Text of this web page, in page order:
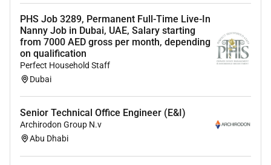
per candidarti:
WhatsApp: 39
PHS Job 3289, Permanent Full-Time Live-In
Nanny Job in Dubai, UAE, Salary starting
from 7000 AED gross per month, depending
on qualification
Perfect Household Staff
Dubai
Senior Technical Office Engineer (E&I)
Archirodon Group N.v
Abu Dhabi